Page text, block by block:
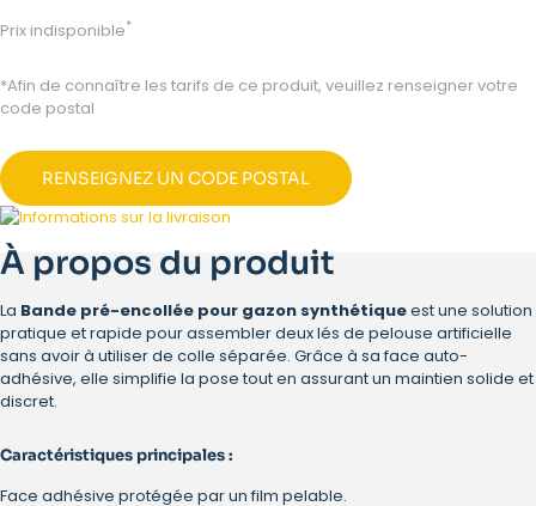
Prix indisponible*
*Afin de connaître les tarifs de ce produit, veuillez renseigner votre
code postal
RENSEIGNEZ UN CODE POSTAL
À propos du produit
La Bande pré-encollée pour gazon synthétiqueest une solution
pratique et rapide pour assembler deux lés de pelouse artificielle
sans avoir à utiliser de colle séparée. Grâce à sa face auto-
adhésive, elle simplifie la pose tout en assurant un maintien solide et
discret.
Caractéristiques principales :
Face adhésive protégée par un film pelable.